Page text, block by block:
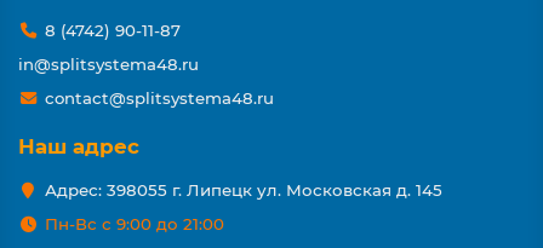
8 (4742) 90-11-87
in@splitsystema48.ru
contact@splitsystema48.ru
Наш адрес
Адрес: 398055 г. Липецк ул. Московская д. 145
Пн-Вс с 9:00 до 21:00